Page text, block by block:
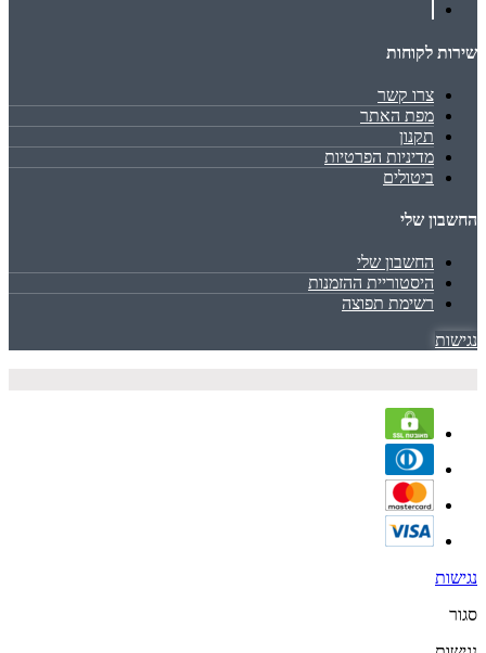
שירות לקוחות
צרו קשר
מפת האתר
תקנון
מדיניות הפרטיות
ביטולים
החשבון שלי
החשבון שלי
היסטוריית ההזמנות
רשימת תפוצה
נגישות
נגישות
סגור